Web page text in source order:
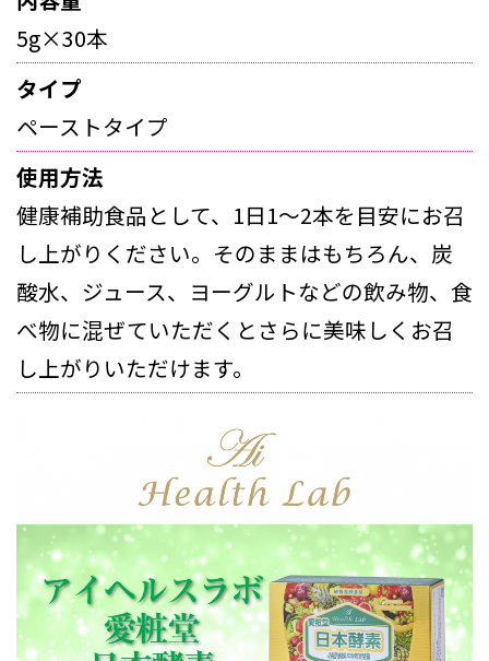
5g×30本
タイプ
ペーストタイプ
使用方法
健康補助食品として、1日1～2本を目安にお召
し上がりください。そのままはもちろん、炭
酸水、ジュース、ヨーグルトなどの飲み物、食
べ物に混ぜていただくとさらに美味しくお召
し上がりいただけます。